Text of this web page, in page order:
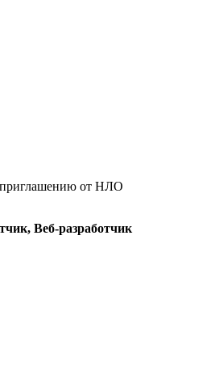
от НЛО
Веб-разработчик